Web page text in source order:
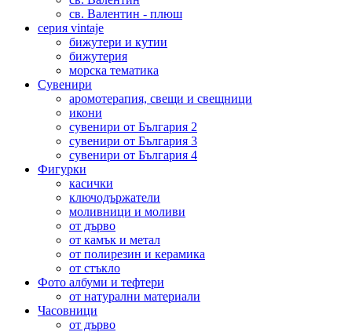
св. Валентин - плюш
серия vintaje
бижутери и кутии
бижутерия
морска тематика
Сувенири
аромотерапия, свещи и свещници
икони
сувенири от България 2
сувенири от България 3
сувенири от България 4
Фигурки
касички
ключодържатели
моливници и моливи
от дърво
от камък и метал
от полирезин и керамика
от стъкло
Фото албуми и тефтери
от натурални материали
Часовници
от дърво